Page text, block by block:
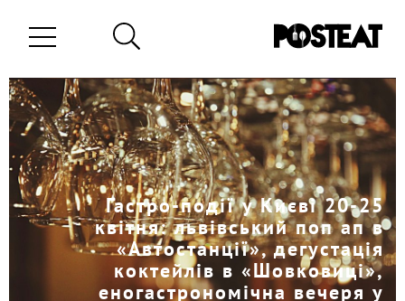
Гастро-події у Києві 20-25
квітня: львівський поп ап в
«Автостанції», дегустація
коктейлів в «Шовковиці»,
еногастрономічна вечеря у